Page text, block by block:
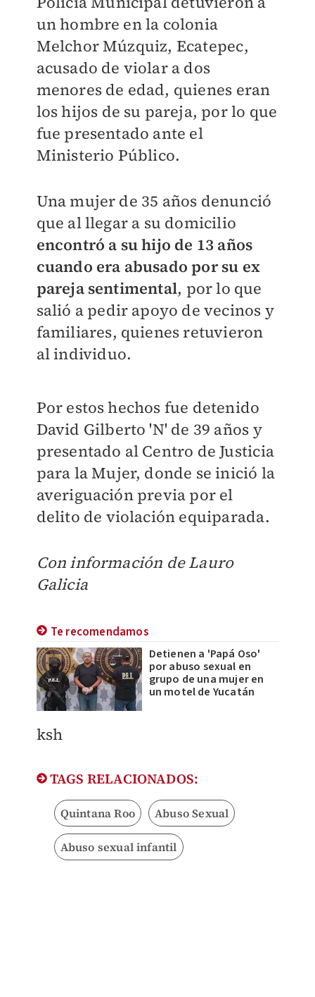
un hombre en la colonia
Melchor Múzquiz, Ecatepec,
acusado de violar a dos
menores de edad, quienes eran
los hijos de su pareja, por lo que
fue presentado ante el
Ministerio Público.
Una mujer de 35 años denunció
que al llegar a su domicilio
encontró a su hijo de 13 años
cuando era abusado por su ex
pareja sentimental, por lo que
salió a pedir apoyo de vecinos y
familiares, quienes retuvieron
al individuo.
Por estos hechos fue detenido
David Gilberto 'N' de 39 años y
presentado al Centro de Justicia
para la Mujer, donde se inició la
averiguación previa por el
delito de violación equiparada.
Con información de Lauro
Galicia
Te recomendamos
Detienen a 'Papá Oso'
por abuso sexual en
grupo de una mujer en
un motel de Yucatán
ksh
TAGS RELACIONADOS:
Quintana Roo Abuso Sexual
Abuso sexual infantil